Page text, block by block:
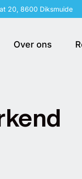
20, 8600 Diksmuide
Over ons